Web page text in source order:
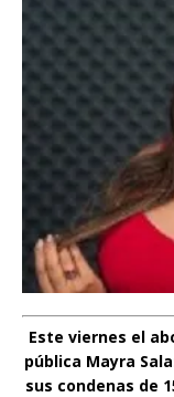
Este viernes el
pública Mayra
sus condenas de